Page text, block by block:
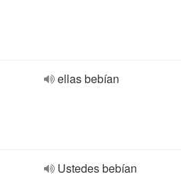
ellas bebían
Ustedes bebían